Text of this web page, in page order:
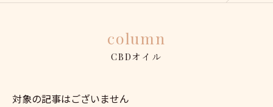
column
CBDオイル
対象の記事はございません